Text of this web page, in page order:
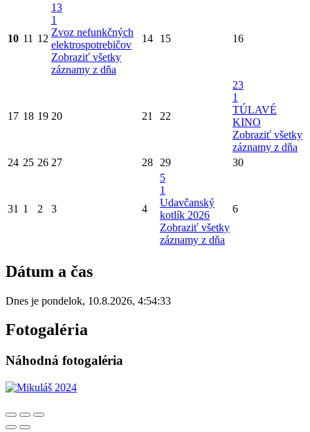
10 11 12
13
1
Zvoz nefunkčných
elektrospotrebičov
Zobraziť všetky
záznamy z dňa
14 15 16
17 18 19 20 21 22
23
1
TÚLAVÉ
KINO
Zobraziť všetky
záznamy z dňa
24 25 26 27 28 29 30
31 1 2 3 4
5
1
Udavčanský
kotlík 2026
Zobraziť všetky
záznamy z dňa
6
Dátum a čas
Dnes je pondelok, 10.8.2026, 4:54:33
Fotogaléria
Náhodná fotogaléria